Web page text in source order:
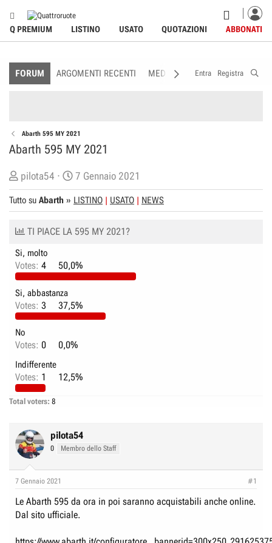
Q PREMIUM LISTINO USATO QUOTAZIONI ABBONATI
FORUM ARGOMENTI RECENTI MEDIA MEMBRI
Entra Registra
Abarth 595 MY 2021
Abarth 595 MY 2021
C
r
e
t
o
r
e
D
i
s
c
u
s
s
i
e
pilota54
D
a
t
d
I
n
z
i
7 Gennaio 2021
Tutto su Abarth » LISTINO USATO NEWS
TI PIACE LA 595 MY 2021?
Si, molto
Votes: 4 50,0%
Si, abbastanza
Votes: 3 37,5%
No
Votes: 0 0,0%
Indifferente
Votes: 1 12,5%
Total voters 8
pilota54
0 Membro dello Staff
7 Gennaio 2021 #1
Le Abarth 595 da ora in poi saranno acquistabili anche online.
Dal sito ufficiale.